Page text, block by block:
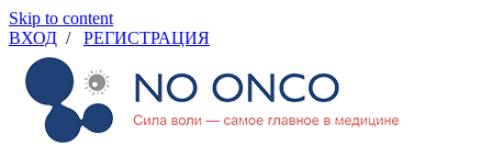
Skip to content
ВХОД / РЕГИСТРАЦИЯ